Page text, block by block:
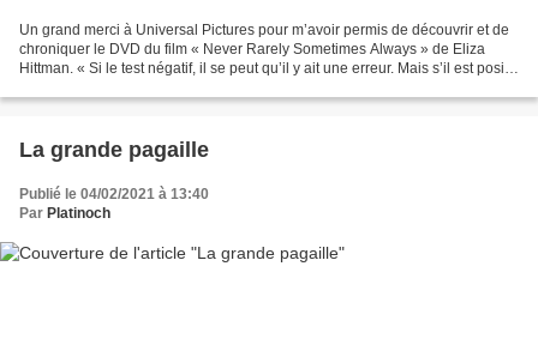
Un grand merci à Universal Pictures pour m’avoir permis de découvrir et de
chroniquer le DVD du film « Never Rarely Sometimes Always » de Eliza
Hittman. « Si le test négatif, il se peut qu’il y ait une erreur. Mais s’il est positif,
La grande pagaille
Publié le 04/02/2021 à 13:40
Par Platinoch